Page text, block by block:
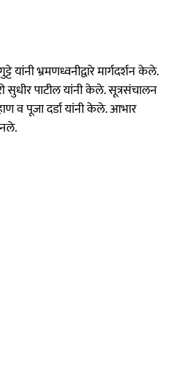
यांनी भ्रमणध्वनीद्वारे मार्गदर्शन केले.
सुधीर पाटील यांनी केले. सूत्रसंचालन
व पूजा दर्डा यांनी केले. आभार